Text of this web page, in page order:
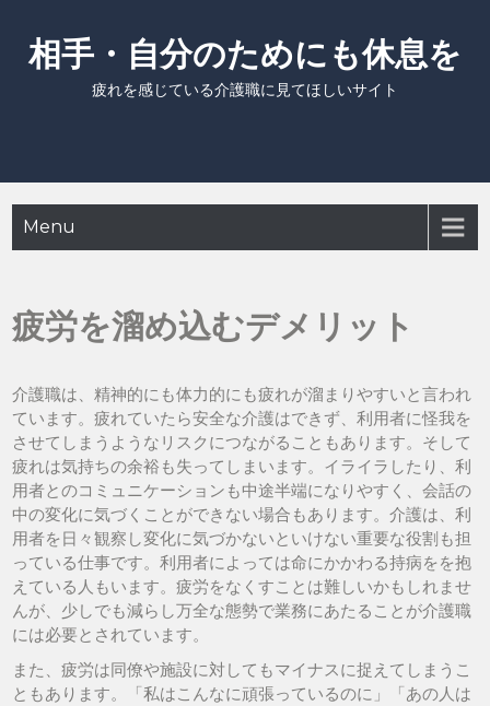
content
相手・自分のためにも休息を
疲れを感じている介護職に見てほしいサイト
Menu
疲労を溜め込むデメリット
介護職は、精神的にも体力的にも疲れが溜まりやすいと言われ
ています。疲れていたら安全な介護はできず、利用者に怪我を
させてしまうようなリスクにつながることもあります。そして
疲れは気持ちの余裕も失ってしまいます。イライラしたり、利
用者とのコミュニケーションも中途半端になりやすく、会話の
中の変化に気づくことができない場合もあります。介護は、利
用者を日々観察し変化に気づかないといけない重要な役割も担
っている仕事です。利用者によっては命にかかわる持病をを抱
えている人もいます。疲労をなくすことは難しいかもしれませ
んが、少しでも減らし万全な態勢で業務にあたることが介護職
には必要とされています。
また、疲労は同僚や施設に対してもマイナスに捉えてしまうこ
ともあります。「私はこんなに頑張っているのに」「あの人は